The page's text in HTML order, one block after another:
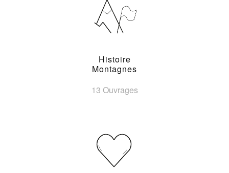
Histoire
Montagnes
13 Ouvrages